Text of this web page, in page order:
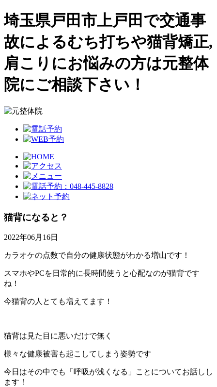
埼玉県戸田市上戸田で交通事
故によるむち打ちや猫背矯正,
肩こりにお悩みの方は元整体
院にご相談下さい！
猫背になると？
2022年06月16日
カラオケの点数で自分の健康状態がわかる増山です！
スマホやPCを日常的に長時間使うと心配なのが猫背です
ね！
今猫背の人とても増えてます！
猫背は見た目に悪いだけで無く
様々な健康被害も起こしてしまう姿勢です
今日はその中でも「呼吸が浅くなる」ことについてお話しし
ます！